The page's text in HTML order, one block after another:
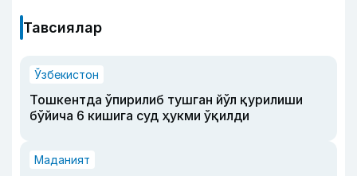
Тавсиялар
Ўзбекистон
Тошкентда ўпирилиб тушган йўл қурилиши
бўйича 6 кишига суд ҳукми ўқилди
Маданият